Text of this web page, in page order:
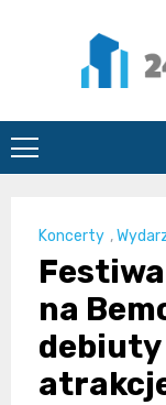
Koncerty ,
na